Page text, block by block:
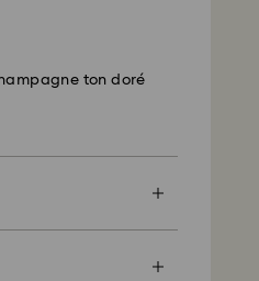
ton doré
ou les
de
dates de
à temps.
d’anomalies
nos
Lab,
Vous pouvez